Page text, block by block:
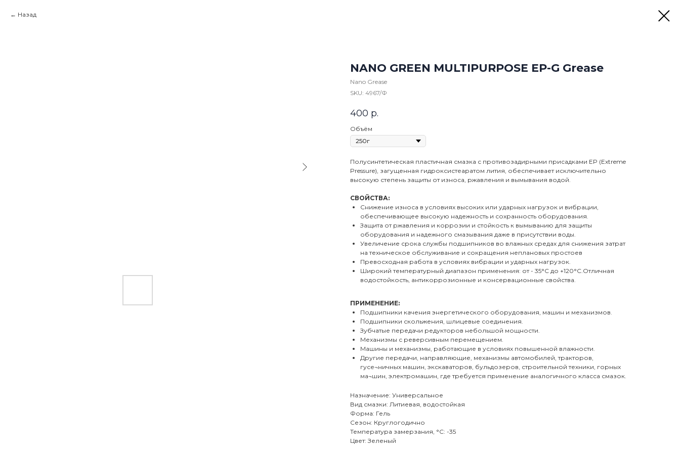
Назад
NANO GREEN MULTIPURPOSE EP-G Grease
Nano Grease
SKU: 4967/Ф
400 р.
Объём
Полусинтетическая пластичная смазка с противозадирными присадками EP (Extreme
Pressure), загущенная гидроксистеаратом лития, обеспечивает исключительно
высокую степень защиты от износа, ржавления и вымывания водой.
СВОЙСТВА:
Снижение износа в условиях высоких или ударных нагрузок и вибрации,
обеспечивающее высокую надежность и сохранность оборудования.
Защита от ржавления и коррозии и стойкость к вымыванию для защиты
оборудования и надежного смазывания даже в присутствии воды.
Увеличение срока службы подшипников во влажных средах для снижения затрат
на техническое обслуживание и сокращения неплановых простоев
Превосходная работа в условиях вибрации и ударных нагрузок.
Широкий температурный диапазон применения: от - 35°С до +120°С.Отличная
водостойкость, антикоррозионные и консервационные свойства.
ПРИМЕНЕНИЕ:
Подшипники качения энергетического оборудования, машин и механизмов.
Подшипники скольжения, шлицевые соединения.
Зубчатые передачи редукторов небольшой мощности.
Механизмы с реверсивным перемещением.
Машины и механизмы, работающие в условиях повышенной влажности.
Другие передачи, направляющие, механизмы автомобилей, тракторов,
гусе¬ничных машин, экскаваторов, бульдозеров, строительной техники, горных
ма¬шин, электромашин, где требуется применение аналогичного класса смазок.
Назначение: Универсальное
Вид смазки: Литиевая, водостойкая
Форма: Гель
Сезон: Круглогодично
Температура замерзания, °С: -35
Цвет: Зеленый